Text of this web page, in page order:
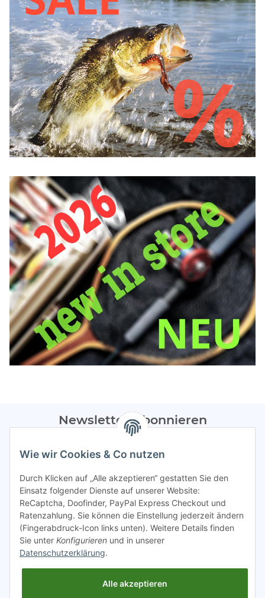
Newsletter Abonnieren
Bitte sendet mir entsprechend eurer
regelmäßig Infos zu euren Aktionen per E-Mail zu.
Abonnieren
Spamschutz aktiv
Gesetzliche Informationen
Wie wir Cookies & Co nutzen
Durch Klicken auf „Alle akzeptieren“ gestatten Sie den
Einsatz folgender Dienste auf unserer Website:
ReCaptcha, Doofinder, PayPal Express Checkout und
Ratenzahlung. Sie können die Einstellung jederzeit ändern
(Fingerabdruck-Icon links unten). Weitere Details finden
Sie unter Konfigurieren und in unserer
Datenschutzerklärung.
Alle akzeptieren